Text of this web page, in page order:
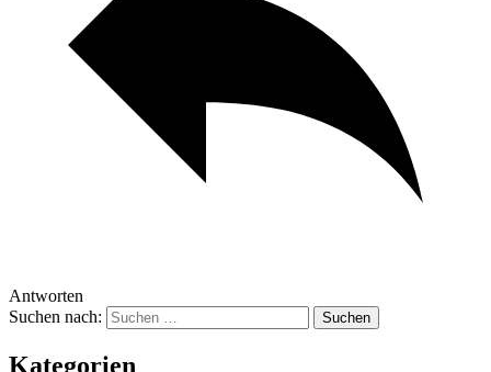
Antworten
Suchen nach:
Kategorien